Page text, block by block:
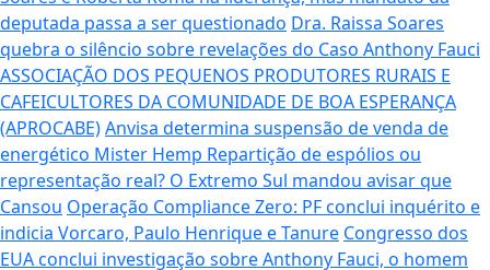
deputada passa a ser questionado Dra. Raissa Soares
quebra o silêncio sobre revelações do Caso Anthony Fauci
ASSOCIAÇÃO DOS PEQUENOS PRODUTORES RURAIS E
CAFEICULTORES DA COMUNIDADE DE BOA ESPERANÇA
(APROCABE)Anvisa determina suspensão de venda de
energético Mister Hemp Repartição de espólios ou
representação real? O Extremo Sul mandou avisar que
Cansou Operação Compliance Zero: PF conclui inquérito e
indicia Vorcaro, Paulo Henrique e Tanure Congresso dos
EUA conclui investigação sobre Anthony Fauci, o homem